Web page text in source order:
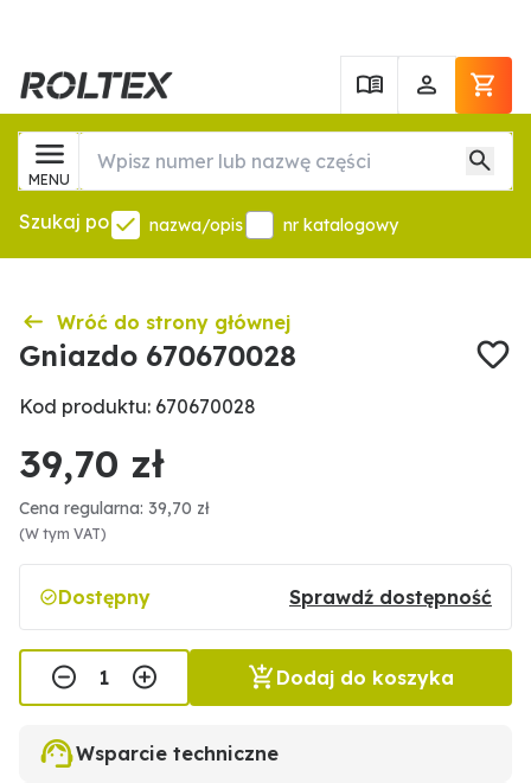
MENU
Szukaj po nazwa/opis nr katalogowy
Wróć do strony głównej
Gniazdo 670670028
Kod produktu: 670670028
39,70 zł
Cena regularna: 39,70 zł
(W tym VAT)
Dostępny Sprawdź dostępność
Dodaj do koszyka
Wsparcie techniczne